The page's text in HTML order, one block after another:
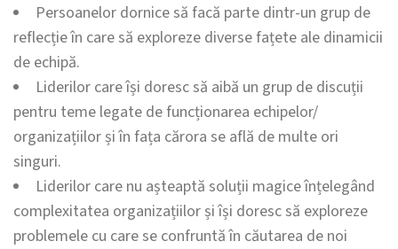
Persoanelor dornice să facă parte dintr-un grup de
reflecție în care să exploreze diverse fațete ale dinamicii
de echipă.
Liderilor care își doresc să aibă un grup de discuții
pentru teme legate de funcționarea echipelor/
organizațiilor și în fața cărora se află de multe ori
singuri.
Liderilor care nu așteaptă soluții magice înțelegând
complexitatea organizațiilor și își doresc să exploreze
problemele cu care se confruntă în căutarea de noi